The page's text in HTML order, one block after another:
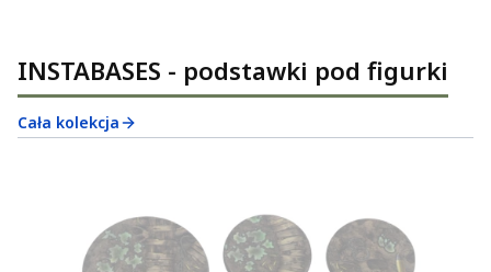
INSTABASES - podstawki pod figurki
Cała kolekcja